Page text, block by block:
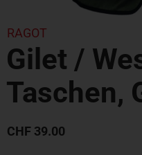
RAGOT
Gilet /
Taschen,
CHF 39.00